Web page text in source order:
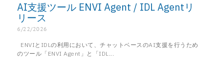
AI支援ツール ENVI Agent / IDL Agentリ
リース
6/22/2026
ENVIとIDLの利用において、チャットベースのAI支援を行うため
のツール「ENVI Agent」と「IDL...